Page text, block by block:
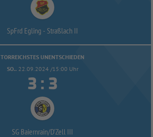
SpFrd Egling - Straßlach II
TORREICHSTES UNENTSCHIEDEN
SO.. 22.09.2024 /15:00 Uhr
 : 
SG Baiernrain/D'Zell III